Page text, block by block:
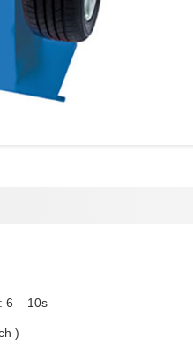
6 – 10s
)